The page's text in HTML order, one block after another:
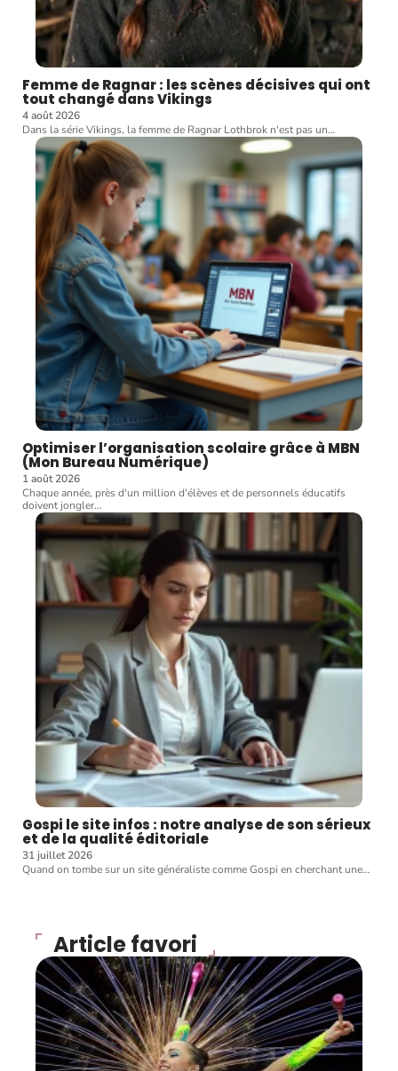
Femme de Ragnar : les scènes décisives qui ont
tout changé dans Vikings
4 août 2026
Dans la série Vikings, la femme de Ragnar Lothbrok n'est pas un…
Optimiser l’organisation scolaire grâce à MBN
(Mon Bureau Numérique)
1 août 2026
Chaque année, près d'un million d'élèves et de personnels éducatifs
doivent jongler…
Gospi le site infos : notre analyse de son sérieux
et de la qualité éditoriale
31 juillet 2026
Quand on tombe sur un site généraliste comme Gospi en cherchant une…
Article favori